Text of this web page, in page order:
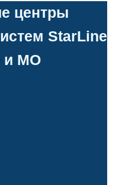
центры
StarLine
и МО